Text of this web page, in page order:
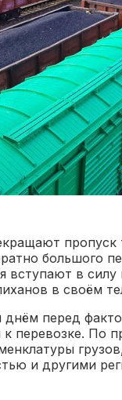
пропуск
большого
в силу
в своём
днём перед
перевозке. По
и другими